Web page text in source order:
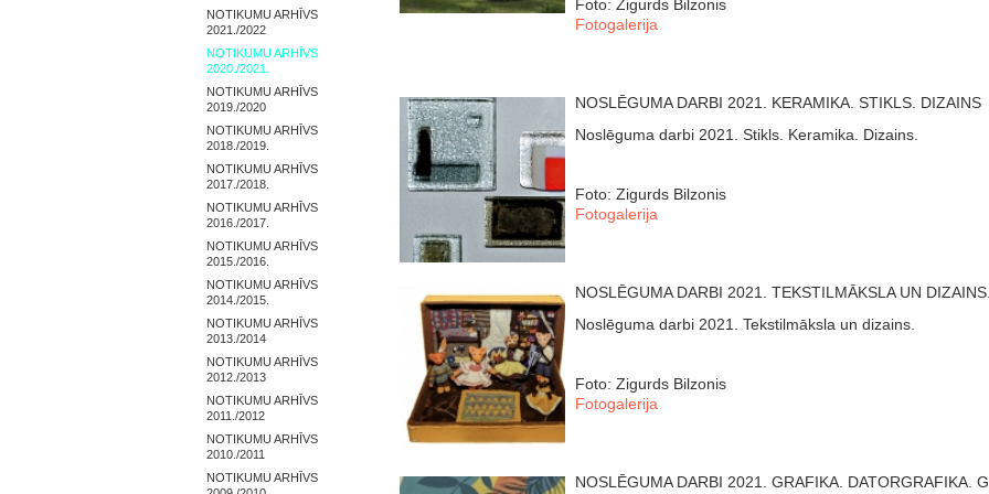
NOTIKUMU ARHĪVS
2021./2022
NOTIKUMU ARHĪVS
2020./2021.
NOTIKUMU ARHĪVS
2019./2020
NOTIKUMU ARHĪVS
2018./2019.
NOTIKUMU ARHĪVS
2017./2018.
NOTIKUMU ARHĪVS
2016./2017.
NOTIKUMU ARHĪVS
2015./2016.
NOTIKUMU ARHĪVS
2014./2015.
NOTIKUMU ARHĪVS
2013./2014
NOTIKUMU ARHĪVS
2012./2013
NOTIKUMU ARHĪVS
2011./2012
NOTIKUMU ARHĪVS
2010./2011
NOTIKUMU ARHĪVS
Foto: Zigurds Bilzonis
Fotogalerija
NOSLĒGUMA DARBI 2021. KERAMIKA. STIKLS. DIZAINS
Noslēguma darbi 2021. Stikls. Keramika. Dizains.
Foto: Zigurds Bilzonis
Fotogalerija
NOSLĒGUMA DARBI 2021. TEKSTILMĀKSLA UN
Noslēguma darbi 2021. Tekstilmāksla un dizains.
Foto: Zigurds Bilzonis
Fotogalerija
NOSLĒGUMA DARBI 2021. GRAFIKA. DATORGRAFIKA.